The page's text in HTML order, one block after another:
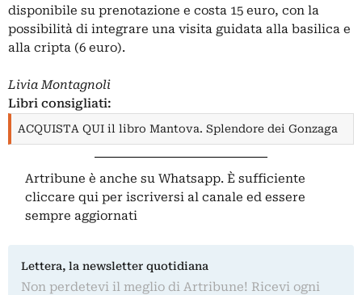
disponibile su prenotazione e costa 15 euro, con la
possibilità di integrare una visita guidata alla basilica e
alla cripta (6 euro).
Livia Montagnoli
Libri consigliati:
ACQUISTA QUI il libro Mantova. Splendore dei Gonzaga
Artribune è anche su Whatsapp. È sufficiente
cliccare qui per iscriversi al canale ed essere
sempre aggiornati
Lettera, la newsletter quotidiana
Non perdetevi il meglio di Artribune! Ricevi ogni